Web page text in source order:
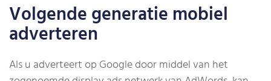
Volgende generatie mobiel
adverteren
Als u adverteert op Google door middel van het